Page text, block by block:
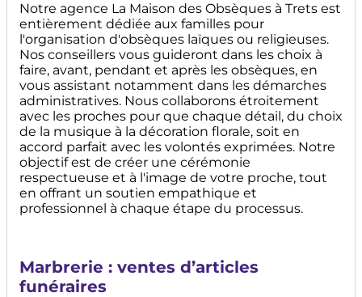
Notre agence La Maison des Obsèques à Trets est
entièrement dédiée aux familles pour
l'organisation d'obsèques laïques ou religieuses.
Nos conseillers vous guideront dans les choix à
faire, avant, pendant et après les obsèques, en
vous assistant notamment dans les démarches
administratives. Nous collaborons étroitement
avec les proches pour que chaque détail, du choix
de la musique à la décoration florale, soit en
accord parfait avec les volontés exprimées. Notre
objectif est de créer une cérémonie
respectueuse et à l'image de votre proche, tout
en offrant un soutien empathique et
professionnel à chaque étape du processus.
Marbrerie : ventes d’articles
funéraires